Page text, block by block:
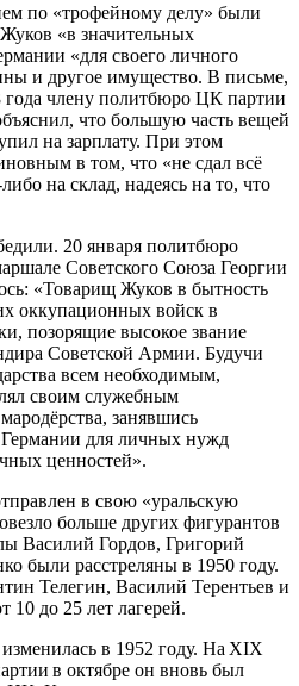
по «трофейному делу» были
«в значительных
«для своего личного
и другое имущество. В письме,
года члену политбюро ЦК партии
что большую часть вещей
на зарплату. При этом
в том, что «не сдал всё
на склад, надеясь на то, что
20 января политбюро
Советского Союза Георгии
«Товарищ Жуков в бытность
оккупационных войск в
позорящие высокое звание
Советской Армии. Будучи
всем необходимым,
своим служебным
занявшись
для личных нужд
ценностей».
в свою «уральскую
больше других фигурантов
Василий Гордов, Григорий
были расстреляны в 1950 году.
Телегин, Василий Терентьев и
до 25 лет лагерей.
в 1952 году. На XIX
в октябре он вновь был